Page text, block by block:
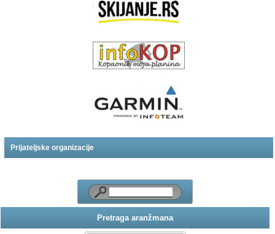
Prijateljske organizacije
Pretraga aranžmana